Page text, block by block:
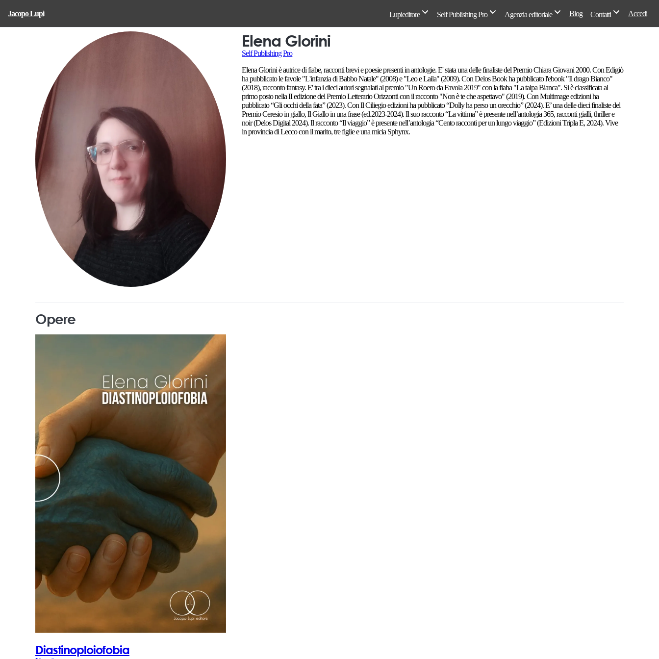
Jacopo Lupi Lupieditore Self Publishing Pro Agenzia editoriale Blog Contatti Accedi
Elena Glorini
Self Publishing Pro
Elena Glorini è autrice di fiabe, racconti brevi e poesie presenti in antologie. E' stata una delle finaliste del Premio Chiara Giovani 2000. Con Edigiò
ha pubblicato le favole "L'infanzia di Babbo Natale" (2008) e "Leo e Laila" (2009). Con Delos Book ha pubblicato l'ebook "Il drago Bianco"
(2018), racconto fantasy. E' tra i dieci autori segnalati al premio "Un Roero da Favola 2019" con la fiaba "La talpa Bianca". Si è classificata al
primo posto nella II edizione del Premio Letterario Orizzonti con il racconto "Non è te che aspettavo" (2019). Con Multimage edizioni ha
pubblicato “Gli occhi della fata” (2023). Con Il Ciliegio edizioni ha pubblicato “Dolly ha perso un orecchio” (2024). E’ una delle dieci finaliste del
Premio Ceresio in giallo, Il Giallo in una frase (ed.2023-2024). Il suo racconto “La vittima” è presente nell’antologia 365, racconti gialli, thriller e
noir (Delos Digital 2024). Il racconto “Il viaggio” è presente nell’antologia “Cento racconti per un lungo viaggio” (Edizioni Tripla E, 2024). Vive
in provincia di Lecco con il marito, tre figlie e una micia Sphynx.
Opere
Diastinoploiofobia